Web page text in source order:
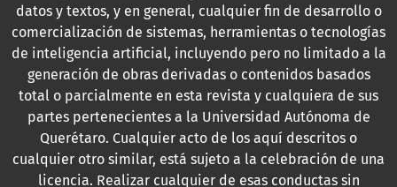
datos y textos, y en general, cualquier fin de desarrollo o
comercialización de sistemas, herramientas o tecnologías
de inteligencia artificial, incluyendo pero no limitado a la
generación de obras derivadas o contenidos basados
total o parcialmente en esta revista y cualquiera de sus
partes pertenecientes a la Universidad Autónoma de
Querétaro. Cualquier acto de los aquí descritos o
cualquier otro similar, está sujeto a la celebración de una
licencia. Realizar cualquier de esas conductas sin